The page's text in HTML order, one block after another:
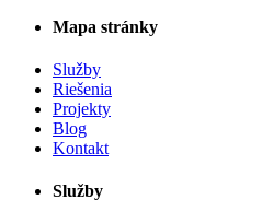
Mapa stránky
Služby
Riešenia
Projekty
Blog
Kontakt
Služby